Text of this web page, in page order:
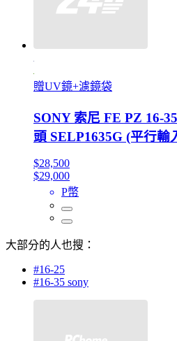
贈UV鏡+濾鏡袋
SONY 索尼 FE PZ 16-
頭 SELP1635G (平行輸
$28,500
$29,000
P幣
大部分的人也搜：
#16-25
#16-35 sony